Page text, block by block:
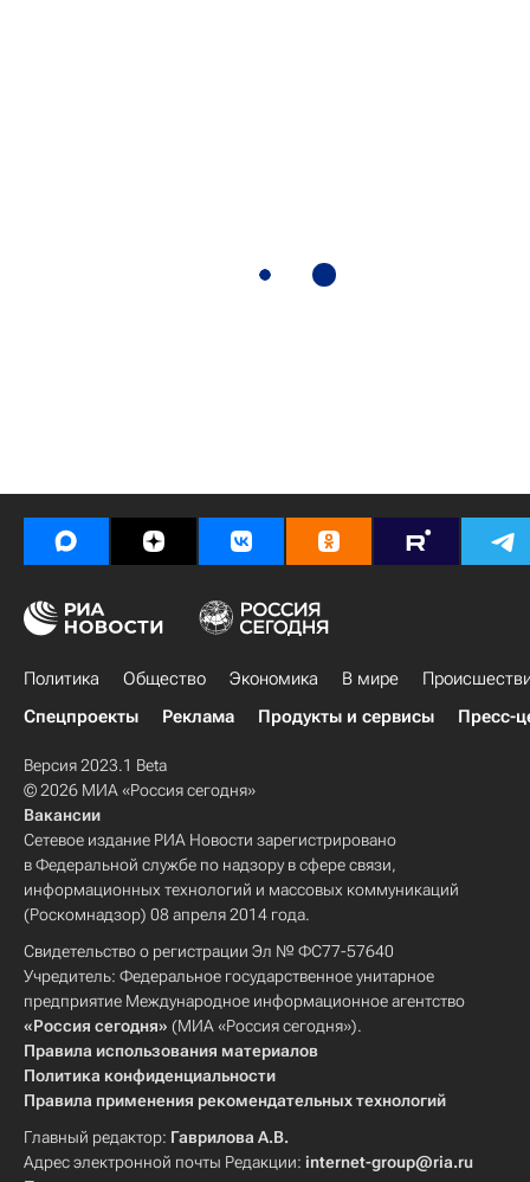
Политика Общество Экономика В мире
Спецпроекты
Реклама Продукты и сервисы Пресс-
Версия 2023.1 Beta
© 2026 МИА «Россия сегодня»
Вакансии
Сетевое издание РИА Новости зарегистрировано
в Федеральной службе по надзору в сфере связи,
информационных технологий и массовых коммуникаций
(Роскомнадзор) 08 апреля 2014 года.
Свидетельство о регистрации Эл № ФС77-57640
Учредитель: Федеральное государственное унитарное
предприятие Международное информационное агентство
«Россия сегодня» (МИА «Россия сегодня»).
Правила использования материалов
Политика конфиденциальности
Правила применения рекомендательных технологий
Главный редактор: Гаврилова А.В.
Адрес электронной почты Редакции: internet-group@ria.ru